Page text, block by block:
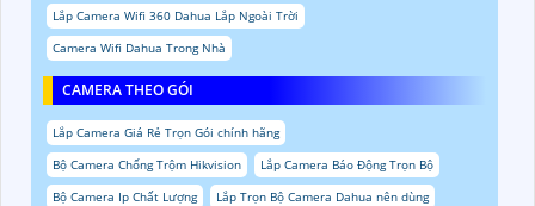
Lắp Camera Wifi 360 Dahua Lắp Ngoài Trời
Camera Wifi Dahua Trong Nhà
CAMERA THEO GÓI
Lắp Camera Giá Rẻ Trọn Gói chính hãng
Bộ Camera Chống Trộm Hikvision
Lắp Camera Báo Động Trọn Bộ
Bộ Camera Ip Chất Lượng
Lắp Trọn Bộ Camera Dahua nên dùng